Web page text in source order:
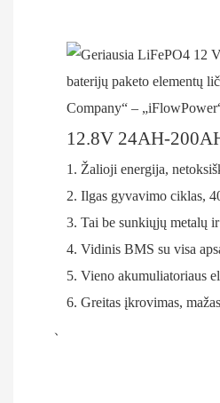
12.8V 24AH-
1. Žalioji energija,
2. Ilgas gyvavimo ciklas,
3. Tai be sunkiųjų metalų
4. Vidinis BMS su visa
5. Vieno akumuliatoriaus
6. Greitas įkrovimas,